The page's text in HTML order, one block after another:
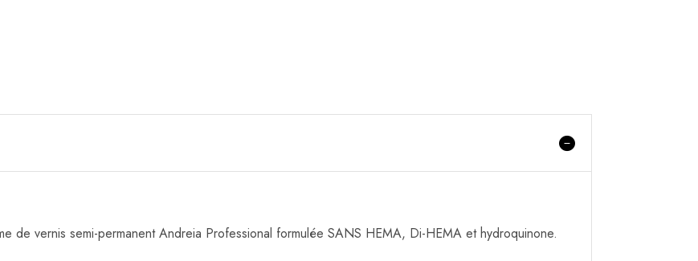
de vernis semi-permanent Andreia Professional formulée SANS HEMA, Di-HEMA et hydroquinone.